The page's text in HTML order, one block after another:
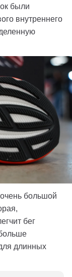
были
внутреннего
большой
бег
длинных